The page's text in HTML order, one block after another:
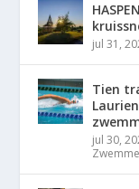
jul 31,
Tien
jul 30,